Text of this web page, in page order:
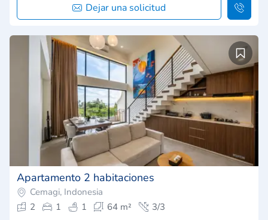
Dejar una solicitud
Apartamento 2 habitaciones
Cemagi, Indonesia
2
1 1 64 m²
3/3